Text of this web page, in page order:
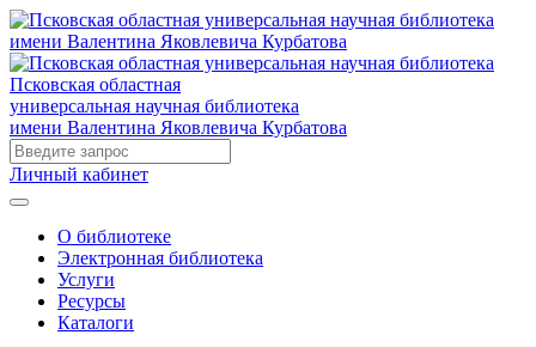
Псковская областная
универсальная научная библиотека
имени Валентина Яковлевича Курбатова
Личный кабинет
О библиотеке
Электронная библиотека
Услуги
Ресурсы
Каталоги